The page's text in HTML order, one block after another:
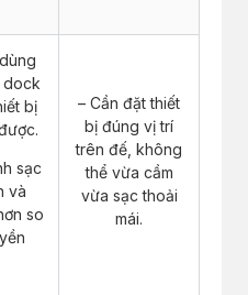
dock
bị
sạc
và
so
– Cần đặt thiết
bị đúng vị trí
trên đế, không
thể vừa cầm
vừa sạc thoải
mái.